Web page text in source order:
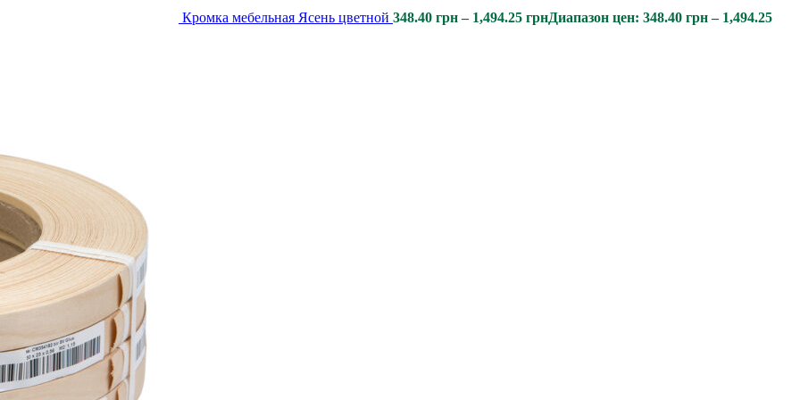
Кромка мебельная Ясень цветной 348.40 грн – 1,494.25 грнДиапазон цен: 348.40 грн – 1,494.25